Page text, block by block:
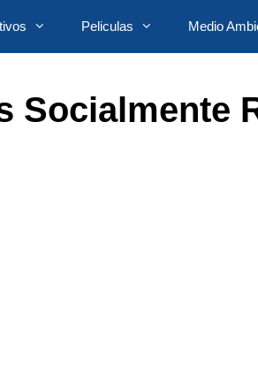
Peliculas Medio
Socialmente